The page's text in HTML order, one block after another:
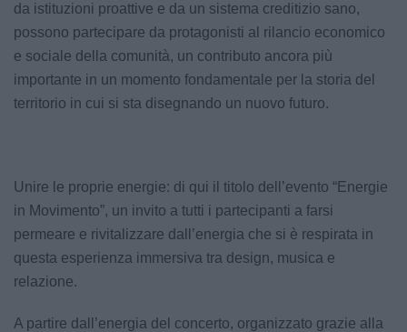
da istituzioni proattive e da un sistema creditizio sano,
possono partecipare da protagonisti al rilancio economico
e sociale della comunità, un contributo ancora più
importante in un momento fondamentale per la storia del
territorio in cui si sta disegnando un nuovo futuro.
Unire le proprie energie: di qui il titolo dell’evento “Energie
in Movimento”, un invito a tutti i partecipanti a farsi
permeare e rivitalizzare dall’energia che si è respirata in
questa esperienza immersiva tra design, musica e
relazione.
A partire dall’energia del concerto, organizzato grazie alla